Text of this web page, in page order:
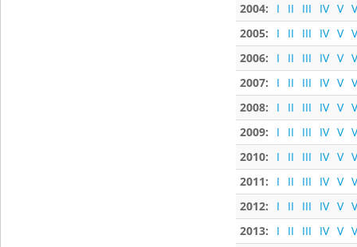
2004:
I II III IV V
2005:
I II III IV V
2006:
I II III IV V
2007:
I II III IV V
2008:
I II III IV V
2009:
I II III IV V
2010:
I II III IV V
2011:
I II III IV V
2012:
I II III IV V
2013:
I II III IV V